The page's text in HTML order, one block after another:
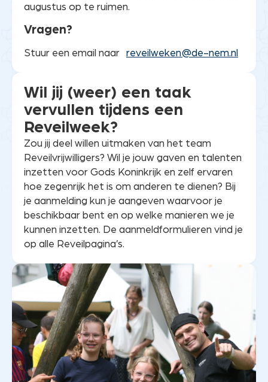
augustus op te ruimen.
Vragen?
Stuur een email naar reveilweken@de-nem.nl
Wil jij (weer) een taak
vervullen tijdens een
Reveilweek?
Zou jij deel willen uitmaken van het team
Reveilvrijwilligers? Wil je jouw gaven en talenten
inzetten voor Gods Koninkrijk en zelf ervaren
hoe zegenrijk het is om anderen te dienen? Bij
je aanmelding kun je aangeven waarvoor je
beschikbaar bent en op welke manieren we je
kunnen inzetten. De aanmeldformulieren vind je
op alle Reveilpagina’s.